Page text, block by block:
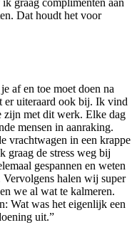
Dat houdt het voor
af en toe moet doen na
er uiteraard ook bij. Ik vind
zijn met dit werk. Elke dag
mensen in aanraking.
vrachtwagen in een krappe
graag de stress weg bij
gespannen en weten
halen wij super
we al wat te kalmeren.
Wat was het eigenlijk een
uit.”